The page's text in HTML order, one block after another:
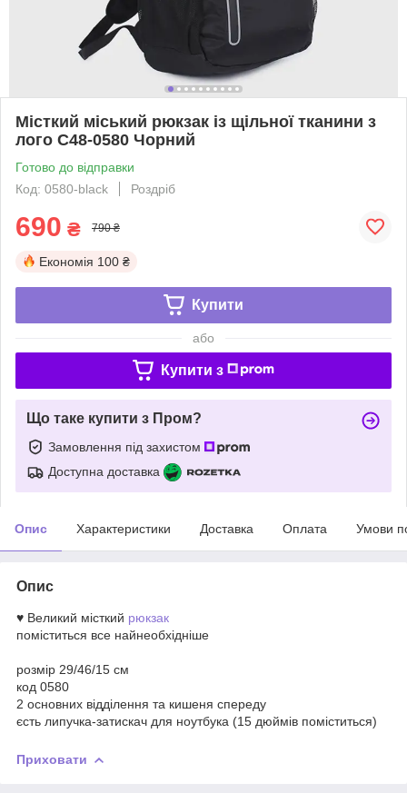
Місткий міський рюкзак із щільної тканини з
лого С48-0580 Чорний
Готово до відправки
Код: 0580-black
Роздріб
690 ₴ 790 ₴
Економія 100 ₴
Купити
або
Купити з
Що таке купити з Пром?
Замовлення під захистом
Доступна доставка
Опис Характеристики Доставка Оплата Умови
Опис
♥ Великий місткий рюкзак
поміститься все найнеобхідніше
розмір 29/46/15 см
код 0580
2 основних відділення та кишеня спереду
єсть липучка-затискач для ноутбука (15 дюймів поміститься)
Приховати